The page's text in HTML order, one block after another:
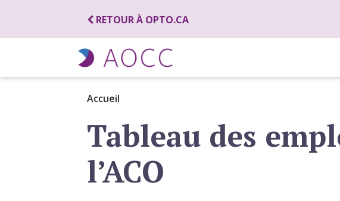
RETOUR À OPTO.CA
Accueil
Tableau des
l’ACO